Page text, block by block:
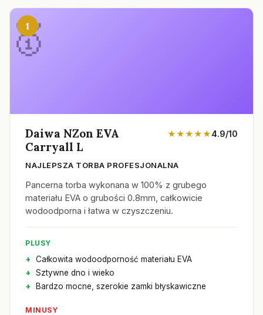
1
Daiwa NZon EVA
Carryall L
★★★★★4.9/10
NAJLEPSZA TORBA PROFESJONALNA
Pancerna torba wykonana w 100% z grubego
materiału EVA o grubości 0.8mm, całkowicie
wodoodporna i łatwa w czyszczeniu.
PLUSY
Całkowita wodoodporność materiału EVA
Sztywne dno i wieko
Bardzo mocne, szerokie zamki błyskawiczne
MINUSY